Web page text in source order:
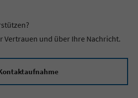
Vertrauen und über Ihre Nachricht.